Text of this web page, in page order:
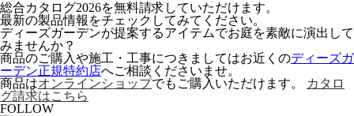
総合カタログ2026を無料請求していただけます。
最新の製品情報をチェックしてみてください。
ディーズガーデンが提案するアイテムでお庭を素敵に演出して
みませんか？
商品のご購入や施工・工事につきましてはお近くのディーズガ
ーデン正規特約店へご相談くださいませ。
商品はオンラインショップでもご購入いただけます。
カタロ
グ請求はこちら
FOLLOW